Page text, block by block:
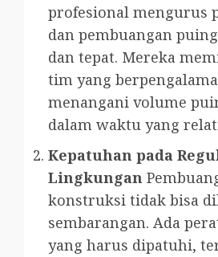
profesional mengurus
dan pembuangan
dan tepat. Mereka
tim yang
menangani volume
dalam waktu yang
Kepatuhan pada
Lingkungan
konstruksi tidak bisa
sembarangan. Ada
yang harus dipatuhi,